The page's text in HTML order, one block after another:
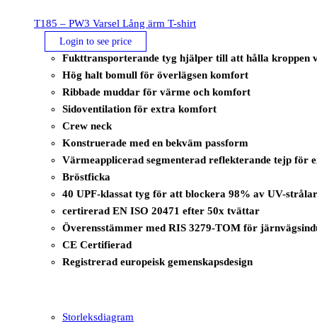
T185 – PW3 Varsel Lång ärm T-shirt
Login to see price
Fukttransporterande tyg hjälper till att hålla kroppen
Hög halt bomull för överlägsen komfort
Ribbade muddar för värme och komfort
Sidoventilation för extra komfort
Crew neck
Konstruerade med en bekväm passform
Värmeapplicerad segmenterad reflekterande tejp för
Bröstficka
40 UPF-klassat tyg för att blockera 98% av UV-
certirerad EN ISO 20471 efter 50x tvättar
Överensstämmer med RIS 3279-TOM för
CE Certifierad
Registrerad europeisk gemenskapsdesign
Storleksdiagram